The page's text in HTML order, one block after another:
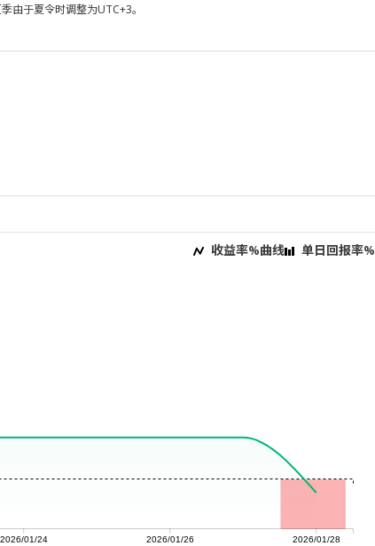
由于夏令时调整为UTC+3。
收益率%曲线 单日回报率%
2026/01/24 2026/01/26 2026/01/28